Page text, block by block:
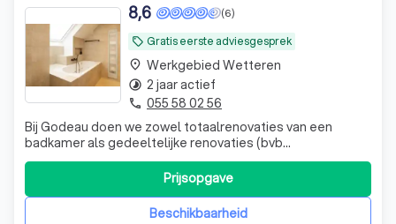
local_offer Gratis eerste adviesgesprek
(6)
8,6
Bij Godeau doen we zowel totaalrenovaties van een
badkamer als gedeeltelijke renovaties (bvb
doucherenovatie). Vanaf de opmeting tot aan de
oplevering heb je als klant geen zorgen.
Beschikbaarheid
Prijsopgave
place Werkgebied Wetteren
timelapse 2 jaar actief
phone 055 58 02 56